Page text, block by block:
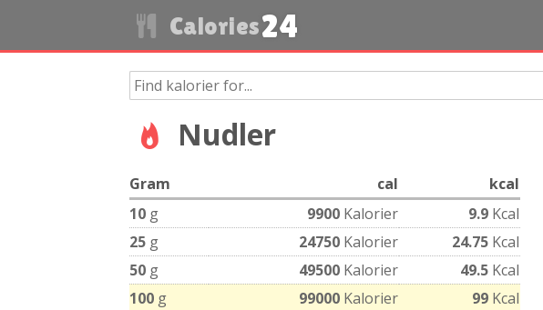
Calories24
Nudler
Gram cal
kcal
10 g 9900 Kalorier 9.9 Kcal
25 g 24750 Kalorier 24.75 Kcal
50 g 49500 Kalorier 49.5 Kcal
100 g 99000 Kalorier 99 Kcal